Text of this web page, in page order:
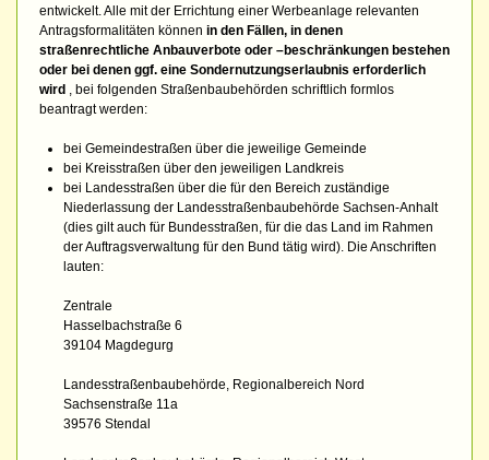
entwickelt. Alle mit der Errichtung einer Werbeanlage relevanten
Antragsformalitäten können in den Fällen, in denen
straßenrechtliche Anbauverbote oder –beschränkungen bestehen
oder bei denen ggf. eine Sondernutzungserlaubnis erforderlich
wird , bei folgenden Straßenbaubehörden schriftlich formlos
beantragt werden:
bei Gemeindestraßen über die jeweilige Gemeinde
bei Kreisstraßen über den jeweiligen Landkreis
bei Landesstraßen über die für den Bereich zuständige
Niederlassung der Landesstraßenbaubehörde Sachsen-Anhalt
(dies gilt auch für Bundesstraßen, für die das Land im Rahmen
der Auftragsverwaltung für den Bund tätig wird). Die Anschriften
lauten:
Zentrale
Hasselbachstraße 6
39104 Magdegurg
Landesstraßenbaubehörde, Regionalbereich Nord
Sachsenstraße 11a
39576 Stendal